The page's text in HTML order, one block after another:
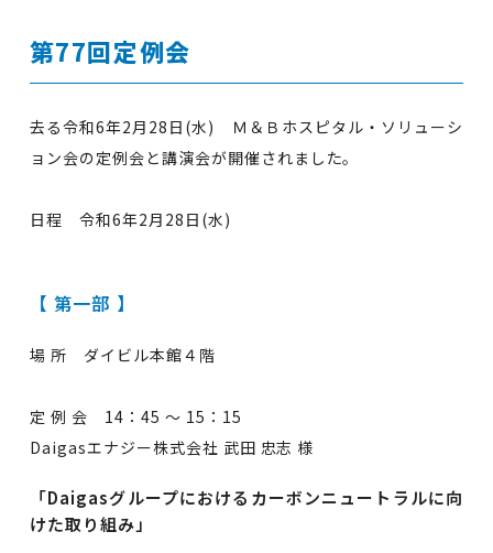
第77回定例会
去る令和6年2月28日(水) Ｍ＆Ｂホスピタル・ソリューシ
ョン会の定例会と講演会が開催されました。
日程 令和6年2月28日(水)
【 第一部 】
場 所 ダイビル本館４階
定 例 会 14：45 ～ 15：15
Daigasエナジー株式会社 武田 忠志 様
「Daigasグループにおけるカーボンニュートラルに向
けた取り組み」